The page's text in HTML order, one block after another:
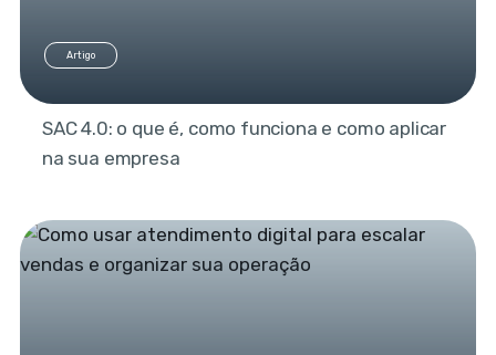
Artigo
SAC 4.0: o que é, como funciona e como aplicar
na sua empresa